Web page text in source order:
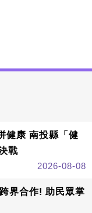
健康 南投縣「健
戰
2026-08-08
界合作! 助民眾掌